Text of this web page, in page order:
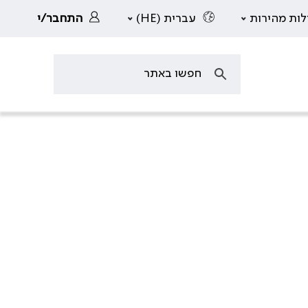
מהירות עברית (HE) התחבר/י